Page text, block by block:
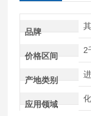
品牌
价格区间
2
产地类别
应用领域